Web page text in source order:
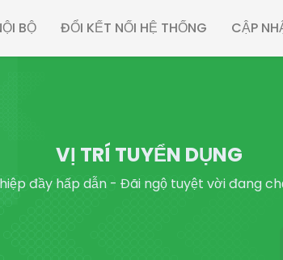
BỘ ĐỔI KẾT NỐI HỆ THỐNG CẬP
VỊ TRÍ TUYỂN DỤNG
đầy hấp dẫn - Đãi ngộ tuyệt vời đang